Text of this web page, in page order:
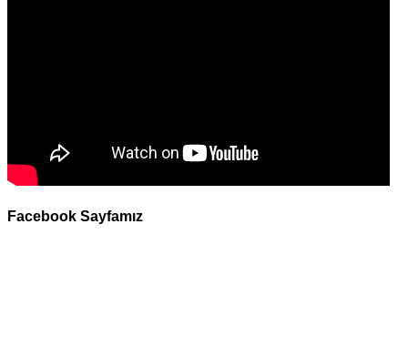
Facebook Sayfamız